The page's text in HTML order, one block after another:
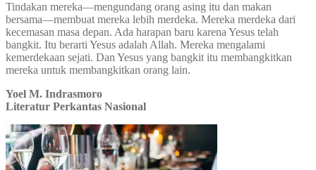
Tindakan mereka—mengundang orang asing itu dan makan
bersama—membuat mereka lebih merdeka. Mereka merdeka dari
kecemasan masa depan. Ada harapan baru karena Yesus telah
bangkit. Itu berarti Yesus adalah Allah. Mereka mengalami
kemerdekaan sejati. Dan Yesus yang bangkit itu membangkitkan
mereka untuk membangkitkan orang lain.
Yoel M. Indrasmoro
Literatur Perkantas Nasional